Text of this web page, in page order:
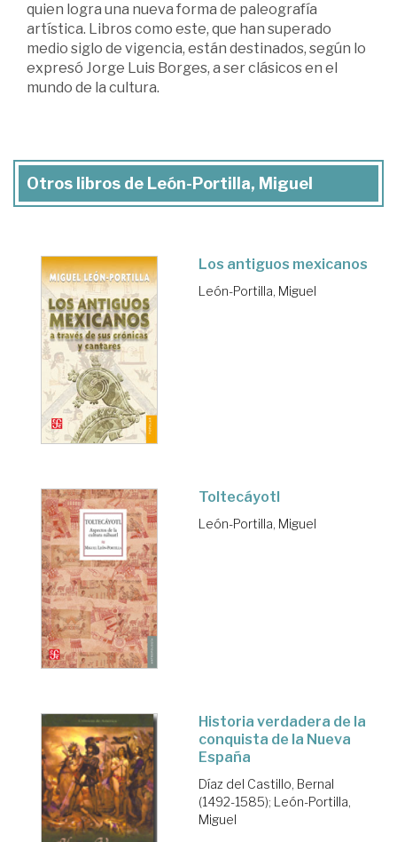
quien logra una nueva forma de paleografía
artística. Libros como este, que han superado
medio siglo de vigencia, están destinados, según lo
expresó Jorge Luis Borges, a ser clásicos en el
mundo de la cultura.
Otros libros de León-Portilla, Miguel
Los antiguos mexicanos
León-Portilla, Miguel
Toltecáyotl
León-Portilla, Miguel
Historia verdadera de la
conquista de la Nueva
España
Díaz del Castillo, Bernal
(1492-1585); León-Portilla,
Miguel